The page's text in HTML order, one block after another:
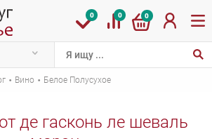
0 0 0
· Вино · Белое Полусухое
де гасконь ле шеваль